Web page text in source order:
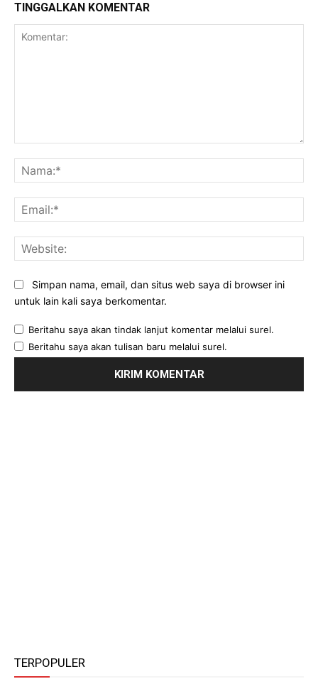
TINGGALKAN KOMENTAR
Simpan nama, email, dan situs web saya di browser ini
untuk lain kali saya berkomentar.
Beritahu saya akan tindak lanjut komentar melalui surel.
Beritahu saya akan tulisan baru melalui surel.
TERPOPULER